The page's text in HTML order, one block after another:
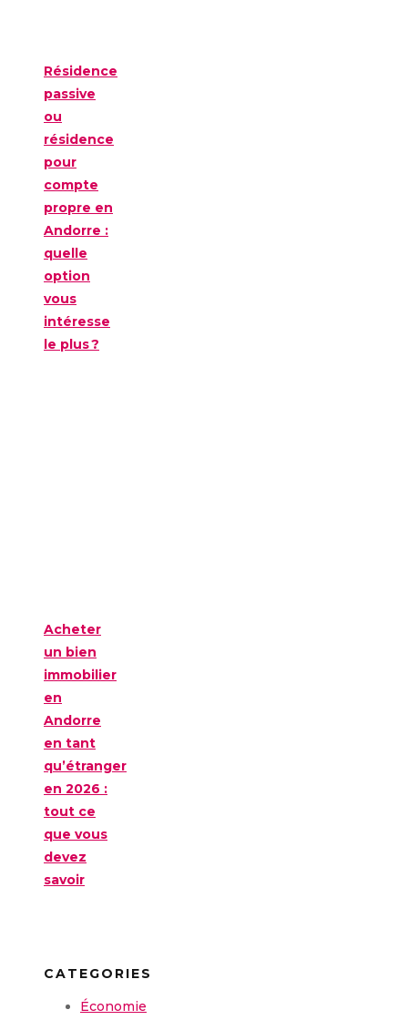
Résidence
passive
ou
résidence
pour
compte
propre en
Andorre :
quelle
option
vous
intéresse
le plus ?
Acheter
un bien
immobilier
en
Andorre
en tant
qu’étranger
en 2026 :
tout ce
que vous
devez
savoir
CATEGORIES
Économie